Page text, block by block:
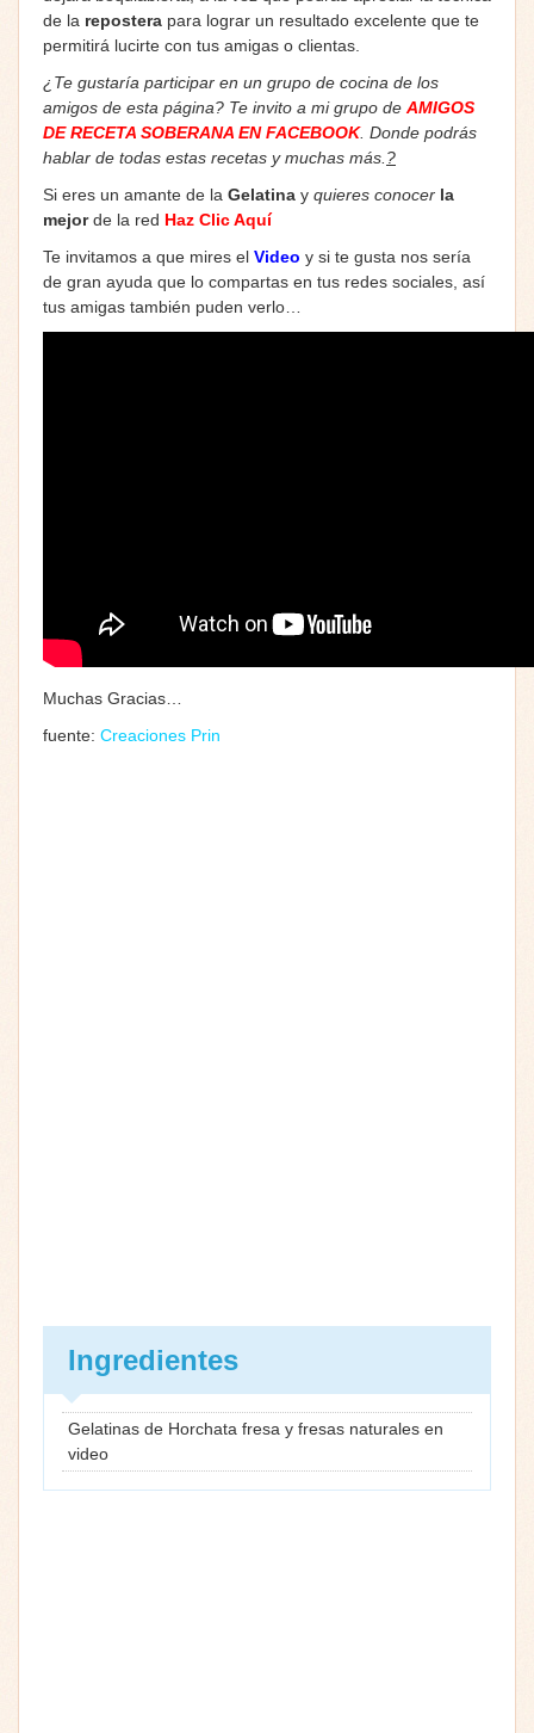
de la repostera para lograr un resultado excelente que te
permitirá lucirte con tus amigas o clientas.
¿Te gustaría participar en un grupo de cocina de los
amigos de esta página? Te invito a mi grupo de AMIGOS
DE RECETA SOBERANA EN FACEBOOK. Donde podrás
hablar de todas estas recetas y muchas más. ?
Si eres un amante de la Gelatina y quieres conocer la
mejorde la red Haz Clic Aquí
Te invitamos a que mires el Video y si te gusta nos sería
de gran ayuda que lo compartas en tus redes sociales, así
tus amigas también puden verlo…
Muchas Gracias…
fuente: Creaciones Prin
Ingredientes
Gelatinas de Horchata fresa y fresas naturales en
video